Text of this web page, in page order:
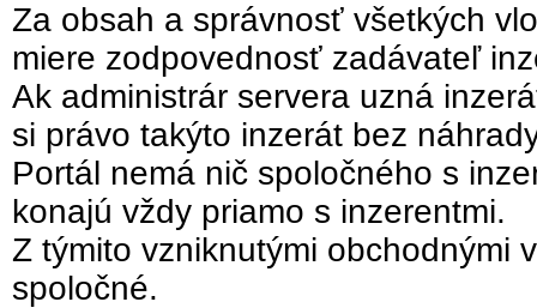
Za obsah a správnosť všetkých
miere zodpovednosť zadávateľ
Ak administrár servera uzná
si právo takýto inzerát bez
Portál nemá nič spoločného s
konajú vždy priamo s inzerentmi.
Z týmito vzniknutými obchodnými
spoločné.